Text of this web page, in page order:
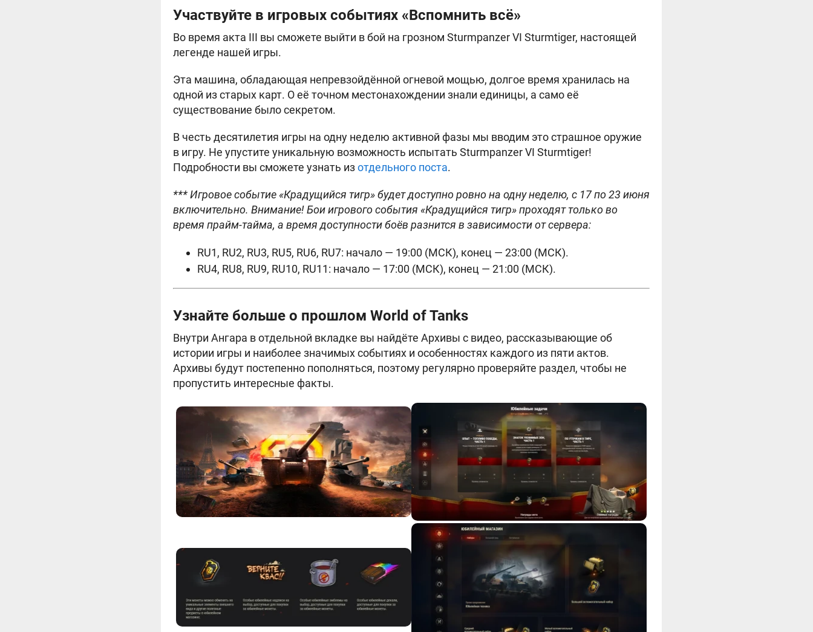
Участвуйте в игровых событиях «Вспомнить всё»
Во время акта III вы сможете выйти в бой на грозном Sturmpanzer VI Sturmtiger, настоящей
легенде нашей игры.
Эта машина, обладающая непревзойдённой огневой мощью, долгое время хранилась на
одной из старых карт. О её точном местонахождении знали единицы, а само её
существование было секретом.
В честь десятилетия игры на одну неделю активной фазы мы вводим это страшное оружие
в игру. Не упустите уникальную возможность испытать Sturmpanzer VI Sturmtiger!
Подробности вы сможете узнать изотдельного поста.
*** Игровое событие «Крадущийся тигр» будет доступно ровно на одну неделю, с 17 по 23 июня
включительно. Внимание! Бои игрового события «Крадущийся тигр» проходят только во
время прайм-тайма, а время доступности боёв разнится в зависимости от сервера:
RU1, RU2, RU3, RU5, RU6, RU7: начало — 19:00 (МСК), конец — 23:00 (МСК).
RU4, RU8, RU9, RU10, RU11: начало — 17:00 (МСК), конец — 21:00 (МСК).
Узнайте больше о прошлом World of Tanks
Внутри Ангара в отдельной вкладке вы найдёте Архивы с видео, рассказывающие об
истории игры и наиболее значимых событиях и особенностях каждого из пяти актов.
Архивы будут постепенно пополняться, поэтому регулярно проверяйте раздел, чтобы не
пропустить интересные факты.